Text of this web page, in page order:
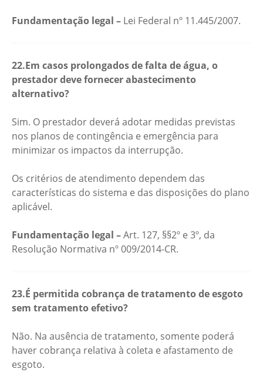
Fundamentação legal – Lei Federal nº 11.445/2007.
22.Em casos prolongados de falta de água, o
prestador deve fornecer abastecimento
alternativo?
Sim. O prestador deverá adotar medidas previstas
nos planos de contingência e emergência para
minimizar os impactos da interrupção.
Os critérios de atendimento dependem das
características do sistema e das disposições do plano
aplicável.
Fundamentação legal –Art. 127, §§2º e 3º, da
Resolução Normativa nº 009/2014-CR.
23.É permitida cobrança de tratamento de esgoto
sem tratamento efetivo?
Não. Na ausência de tratamento, somente poderá
haver cobrança relativa à coleta e afastamento de
esgoto.